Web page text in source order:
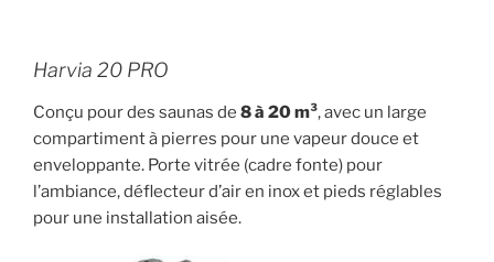
Harvia 20 PRO
Conçu pour des saunas de 8 à 20 m³, avec un large
compartiment à pierres pour une vapeur douce et
enveloppante. Porte vitrée (cadre fonte) pour
l’ambiance, déflecteur d’air en inox et pieds réglables
pour une installation aisée.